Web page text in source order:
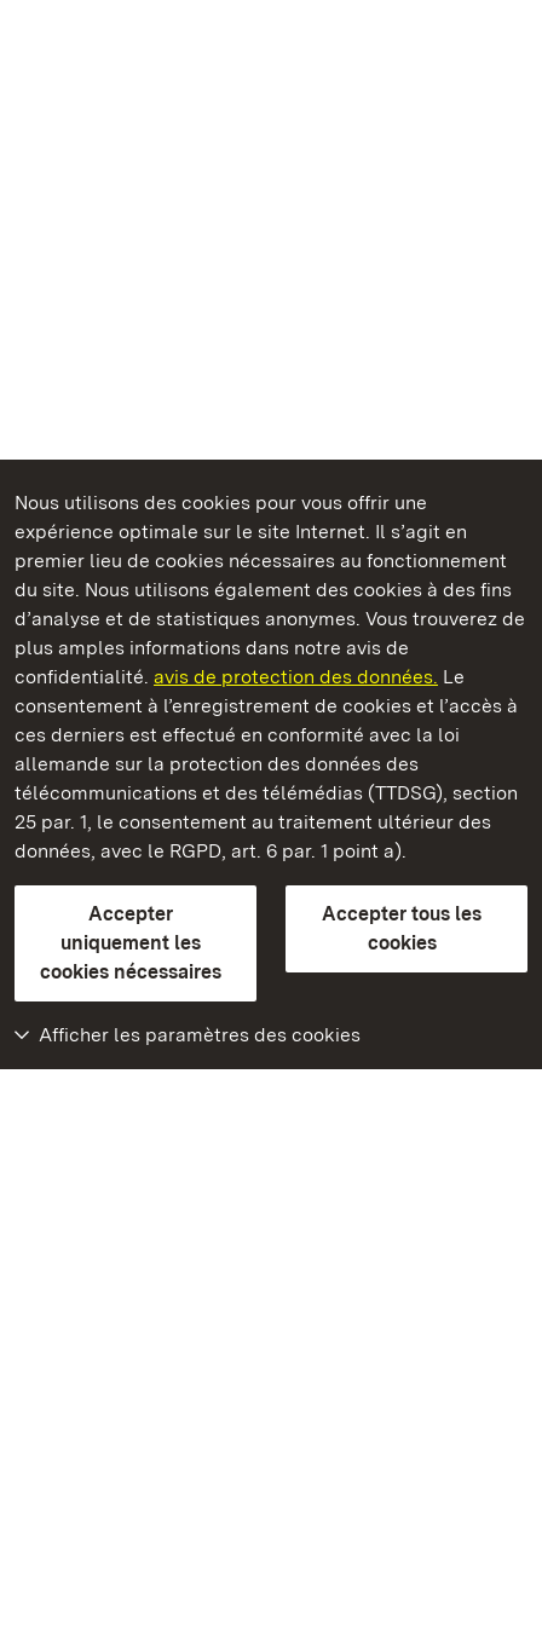
Nous utilisons des cookies pour vous offrir une
expérience optimale sur le site Internet. Il s’agit en
premier lieu de cookies nécessaires au fonctionnement
du site. Nous utilisons également des cookies à des fins
d’analyse et de statistiques anonymes. Vous trouverez de
plus amples informations dans notre avis de
confidentialité. avis de protection des données. Le
consentement à l’enregistrement de cookies et l’accès à
ces derniers est effectué en conformité avec la loi
allemande sur la protection des données des
télécommunications et des télémédias (TTDSG), section
25 par. 1, le consentement au traitement ultérieur des
données, avec le RGPD, art. 6 par. 1 point a).
Accepter
uniquement les
cookies nécessaires
Accepter tous les
cookies
Afficher les paramètres des cookies
Châteaux et jardins publics du Bade-Wurtemberg
Château résidentiel de Ludwigsburg
Châteaux et jardins publics du Bade-Wurtemberg
Contact et informationsFAQ et réponsesMentions légales
Protection des données
Explications sur l’accessibilité
BITV-konform (geprüfte Seiten)
plus loin
Accueil
Monuments
Rendez-nous visite